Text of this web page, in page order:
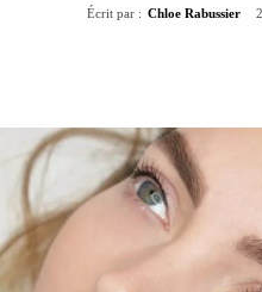
Écrit par : Chloe Rabussier